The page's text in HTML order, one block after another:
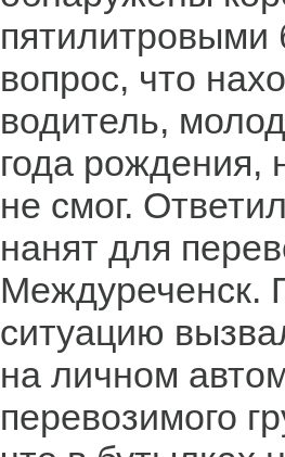
вопрос, что
водитель,
года рождения,
не смог.
нанят для
Междуреченск.
ситуацию
на личном
перевозимого